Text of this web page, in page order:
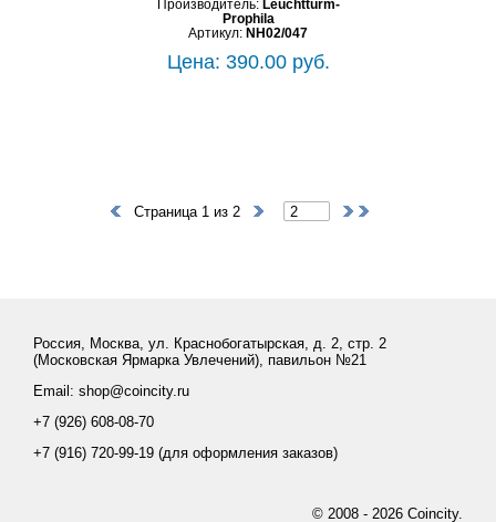
Производитель: Leuchtturm-
Prophila
Артикул: NH02/047
Цена: 390.00 руб.
Страница 1 из 2
Россия, Москва, ул. Краснобогатырская, д. 2, стр. 2
(Московская Ярмарка Увлечений), павильон №21
Email: shop@coincity.ru
+7 (926) 608-08-70
+7 (916) 720-99-19 (для оформления заказов)
© 2008 - 2026 Coincity.